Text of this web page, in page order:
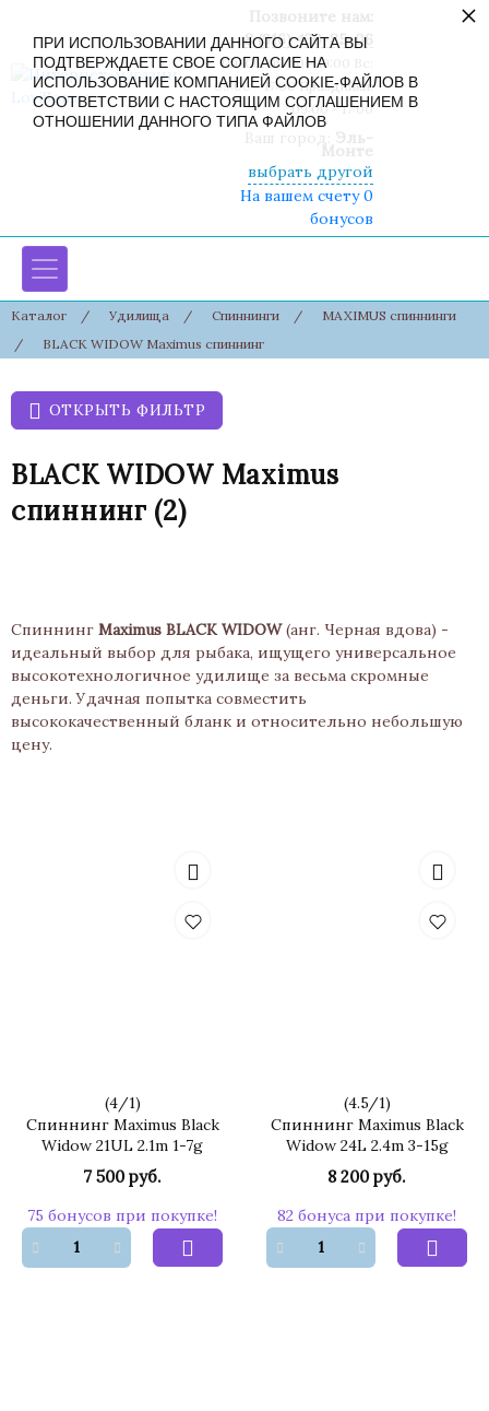
8 (916) 430-85-06
Пн-Сб: 09:00 - 19:00 Вс:
09:00 - 17:00 Праздники:
09:00 - 17:00
выбрать другой
На вашем счету 0
бонусов
Каталог / Удилища / Спиннинги /
MAXIMUS спиннинги
/
BLACK WIDOW Maximus спиннинг
ОТКРЫТЬ ФИЛЬТР
BLACK WIDOW Maximus
спиннинг (2)
Спиннинг Maximus BLACK WIDOW (анг. Черная вдова) -
идеальный выбор для рыбака, ищущего универсальное
высокотехнологичное удилище за весьма скромные
деньги. Удачная попытка совместить
высококачественный бланк и относительно небольшую
цену.
(4/1)
Спиннинг Maximus Black
Widow 21UL 2.1m 1-7g
7 500 руб.
75 бонусов при покупке!
(4.5/1)
Спиннинг Maximus Black
Widow 24L 2.4m 3-15g
8 200 руб.
82 бонуса при покупке!
ПРИ ИСПОЛЬЗОВАНИИ ДАННОГО САЙТА ВЫ
ПОДТВЕРЖДАЕТЕ СВОЕ СОГЛАСИЕ НА
ИСПОЛЬЗОВАНИЕ КОМПАНИЕЙ COOKIE-ФАЙЛОВ В
СООТВЕТСТВИИ С НАСТОЯЩИМ СОГЛАШЕНИЕМ В
ОТНОШЕНИИ ДАННОГО ТИПА ФАЙЛОВ
×